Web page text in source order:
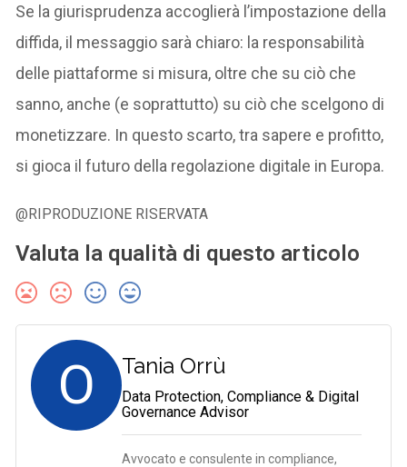
Se la giurisprudenza accoglierà l’impostazione della
diffida, il messaggio sarà chiaro: la responsabilità
delle piattaforme si misura, oltre che su ciò che
sanno, anche (e soprattutto) su ciò che scelgono di
monetizzare. In questo scarto, tra sapere e profitto,
si gioca il futuro della regolazione digitale in Europa.
@RIPRODUZIONE RISERVATA
Valuta la qualità di questo articolo
O Tania Orrù
Data Protection, Compliance & Digital
Governance Advisor
Avvocato e consulente in compliance,